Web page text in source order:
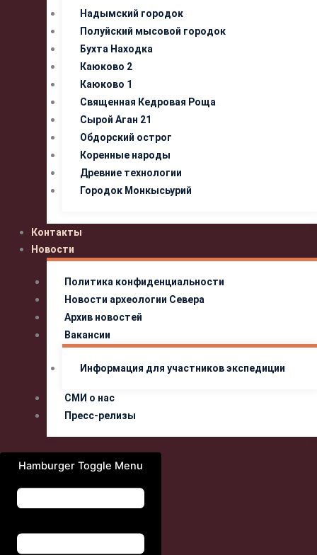
Надымский городок
Полуйский мысовой городок
Бухта Находка
Каюково 2
Каюково 1
Священная Кедровая Роща
Сырой Аган 21
Обдорский острог
Коренные народы
Древние технологии
Городок Монкысьурий
Контакты
Новости
Политика конфиденциальности
Новости археологии Севера
Архив новостей
Вакансии
Информация для участников экспедиции
СМИ о нас
Пресс-релизы
Hamburger Toggle Menu